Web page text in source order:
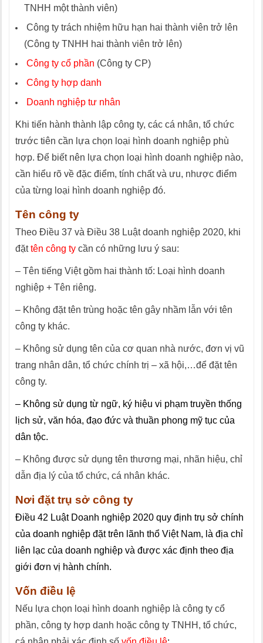
TNHH một thành viên)
Công ty trách nhiệm hữu hạn hai thành viên trở lên
(Công ty TNHH hai thành viên trở lên)
Công ty cổ phần (Công ty CP)
Công ty hợp danh
Doanh nghiệp tư nhân
Khi tiến hành thành lập công ty, các cá nhân, tổ chức
trước tiên cần lựa chọn loại hình doanh nghiệp phù
hợp. Để biết nên lựa chọn loại hình doanh nghiệp nào,
cần hiểu rõ về đặc điểm, tính chất và ưu, nhược điểm
của từng loại hình doanh nghiệp đó.
Tên công ty
Theo Điều 37 và Điều 38 Luật doanh nghiệp 2020, khi
đặttên công ty cần có những lưu ý sau:
– Tên tiếng Việt gồm hai thành tố: Loại hình doanh
nghiệp + Tên riêng.
– Không đặt tên trùng hoặc tên gây nhầm lẫn với tên
công ty khác.
– Không sử dụng tên của cơ quan nhà nước, đơn vị vũ
trang nhân dân, tổ chức chính trị – xã hội,…để đặt tên
công ty.
– Không sử dụng từ ngữ, ký hiệu vi phạm truyền thống
lịch sử, văn hóa, đạo đức và thuần phong mỹ tục của
dân tộc.
– Không được sử dụng tên thương mại, nhãn hiệu, chỉ
dẫn địa lý của tổ chức, cá nhân khác.
Nơi đặt trụ sở công ty
Điều 42 Luật Doanh nghiệp 2020 quy định trụ sở chính
của doanh nghiệp đặt trên lãnh thổ Việt Nam, là địa chỉ
liên lạc của doanh nghiệp và được xác định theo địa
giới đơn vị hành chính.
Vốn điều lệ
Nếu lựa chọn loại hình doanh nghiệp là công ty cổ
phần, công ty hợp danh hoặc công ty TNHH, tổ chức,